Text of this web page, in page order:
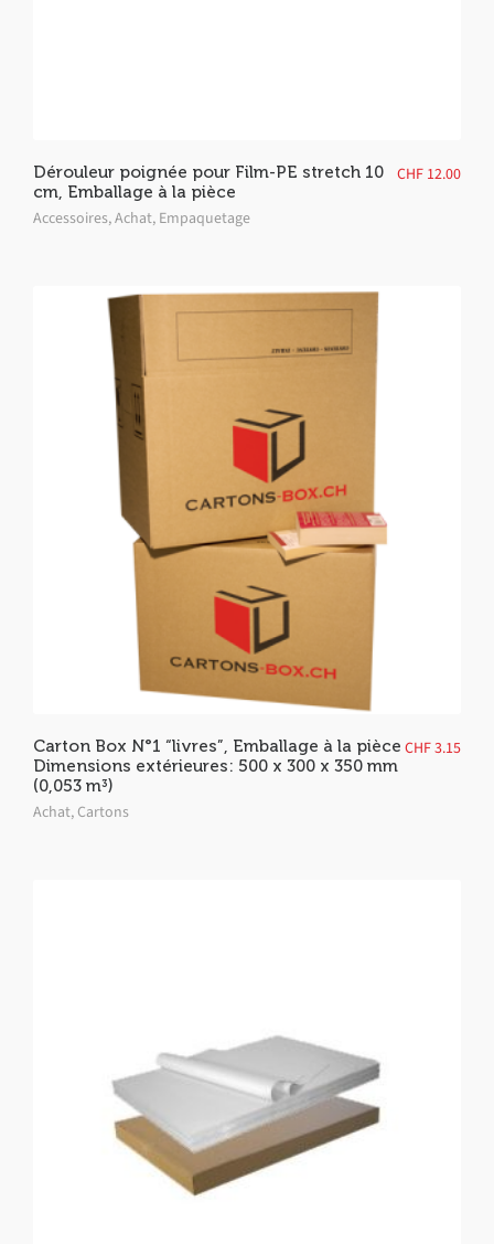
Dérouleur poignée pour Film-PE stretch 10
cm, Emballage à la pièce
Accessoires,Achat, Empaquetage
CHF 12.00
Carton Box N°1 “livres”, Emballage à la pièce
Dimensions extérieures: 500 x 300 x 350 mm
(0,053 m³)
Achat,Cartons
CHF3.15